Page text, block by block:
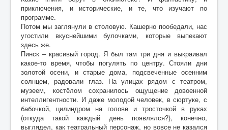
приключения, и исторические, и те, что изучают по
программе.
Потом мы заглянули в столовую. Кашерно пообедали, нас
угостили вкуснейшими булочками, которые выпекают
здесь же.
Пинск – красивый город. Я был там три дня и выкраивал
какое-то время, чтобы погулять по центру. Стояли дни
золотой осени, и старые дома, подсвеченные осенним
солнцем, радовали глаз. На улицах рядом с театром,
музеем, костёлом сохранилось ощущение довоенной
интеллигентности. И даже молодой человек, в сюртуке, с
бабочкой, цилиндром на голове и тросточкой в руках
(откуда такой каждый день появлялся?), конечно,
выглядел, как театральный персонаж, но вовсе не казался